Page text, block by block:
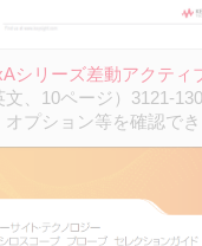
シリーズ差動アクティ
、10ページ）3121-
プション等を確認でき